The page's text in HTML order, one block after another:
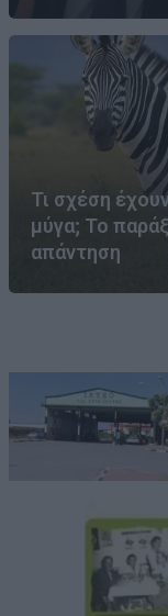
Τι σχέση
μύγα; Το
απάντηση